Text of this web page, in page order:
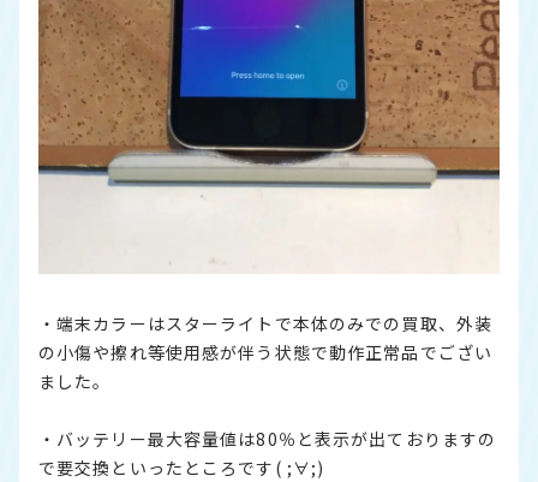
・端末カラーはスターライトで本体のみでの買取、外装
の小傷や擦れ等使用感が伴う状態で動作正常品でござい
ました。
・バッテリー最大容量値は80％と表示が出ておりますの
で要交換といったところです( ;∀;)